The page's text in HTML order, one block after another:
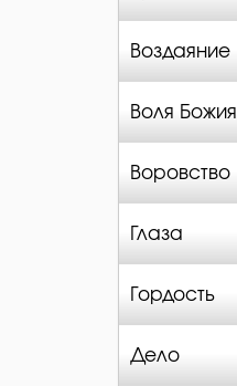
Воздаяние
Воля Божия
Воровство
Глаза
Гордость
Дело